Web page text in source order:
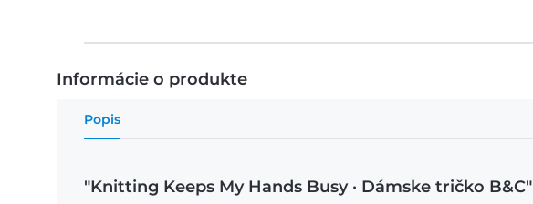
Informácie o produkte
Popis
"Knitting Keeps My Hands Busy · Dámske tričko B&C"